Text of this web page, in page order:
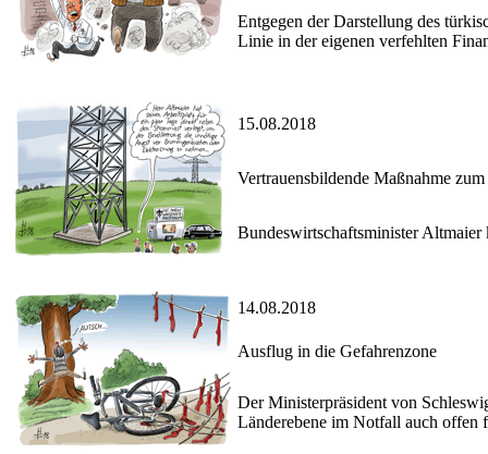
Entgegen der Darstellung des
Linie in der eigenen verfehlten
15.08.2018
Vertrauensbildende Maßnahme zum
Bundeswirtschaftsminister Altmaier
14.08.2018
Ausflug in die Gefahrenzone
Der Ministerpräsident von
Länderebene im Notfall auch